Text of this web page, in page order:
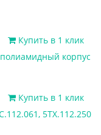
Купить в 1 клик
корпус
Купить в 1 клик
5ТХ.112.250